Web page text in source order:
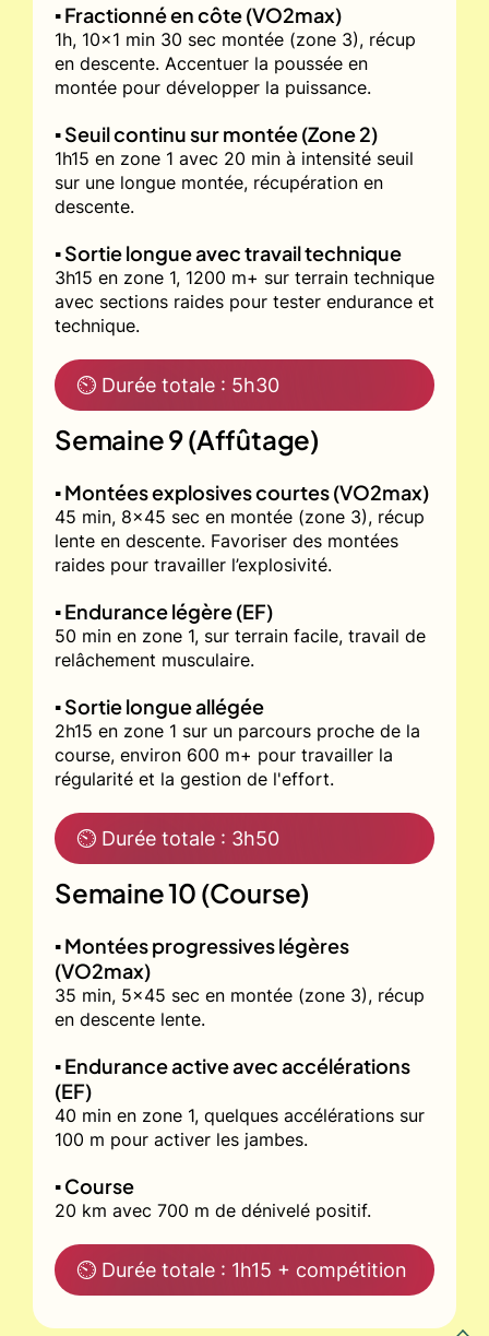
▪️ Fractionné en côte (VO2max)
1h, 10x1 min 30 sec montée (zone 3), récup
en descente. Accentuer la poussée en
montée pour développer la puissance.
▪️ Seuil continu sur montée (Zone 2)
1h15 en zone 1 avec 20 min à intensité seuil
sur une longue montée, récupération en
descente.
▪️ Sortie longue avec travail technique
3h15 en zone 1, 1200 m+ sur terrain technique
avec sections raides pour tester endurance et
technique.
⏲ Durée totale : 5h30
Semaine 9 (Affûtage)
▪️ Montées explosives courtes (VO2max)
45 min, 8x45 sec en montée (zone 3), récup
lente en descente. Favoriser des montées
raides pour travailler l’explosivité.
▪️ Endurance légère (EF)
50 min en zone 1, sur terrain facile, travail de
relâchement musculaire.
▪️ Sortie longue allégée
2h15 en zone 1 sur un parcours proche de la
course, environ 600 m+ pour travailler la
régularité et la gestion de l'effort.
⏲ Durée totale : 3h50
Semaine 10 (Course)
▪️ Montées progressives légères
(VO2max)
35 min, 5x45 sec en montée (zone 3), récup
en descente lente.
▪️ Endurance active avec accélérations
(EF)
40 min en zone 1, quelques accélérations sur
100 m pour activer les jambes.
▪️ Course
20 km avec 700 m de dénivelé positif.
⏲ Durée totale : 1h15 + compétition